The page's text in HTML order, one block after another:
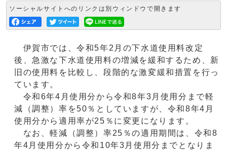
ソーシャルサイトへのリンクは別ウィンドウで開きます
伊賀市では、令和5年2月の下水道使用料改定
後、急激な下水道使用料の増減を緩和するため、新
旧の使用料を比較し、段階的な激変緩和措置を行っ
ています。
令和6年4月使用分から令和8年3月使用分まで軽
減（調整）率を50％としていますが、令和8年4月
使用分から適用率が25％に変更になります。
なお、軽減（調整）率25％の適用期間は、令和8
年4月使用分から令和10年3月使用分までとなりま